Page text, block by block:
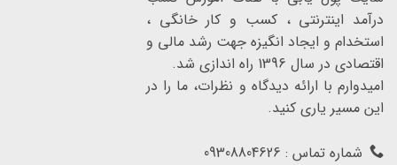
درآمد اینترنتی ، کسب و کار خانگی ،
استخدام و ایجاد انگیزه جهت رشد مالی و
اقتصادی در سال 1396 راه اندازی شد.
امیدوارم با ارائه دیدگاه و نظرات، ما را در
این مسیر یاری کنید.
شماره تماس : 09308804626